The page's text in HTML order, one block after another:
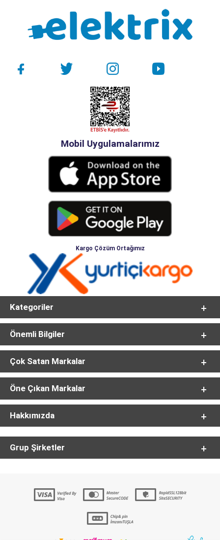
Mobil Uygulamalarımız
Kargo Çözüm Ortağımız
Kategoriler
Önemli Bilgiler
Çok Satan Markalar
Öne Çıkan Markalar
Hakkımızda
Grup Şirketler